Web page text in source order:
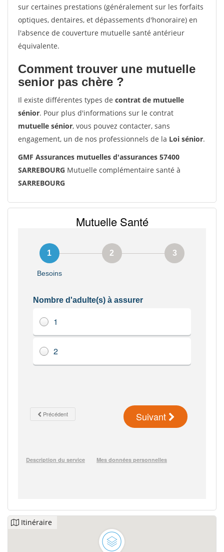
sur certaines prestations (généralement sur les forfaits
optiques, dentaires, et dépassements d'honoraire) en
l'absence de couverture mutuelle santé antérieur
équivalente.
Comment trouver une mutuelle
senior pas chère ?
Il existe différentes types de contrat de mutuelle
sénior. Pour plus d'informations sur le contrat
mutuelle sénior, vous pouvez contacter, sans
engagement, un de nos professionnels de la Loi sénior.
GMF Assurances mutuelles d'assurances 57400
SARREBOURG Mutuelle complémentaire santé à
SARREBOURG
Itinéraire